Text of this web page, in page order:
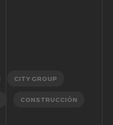
CITY GROUP
CONSTRUCCIÓN